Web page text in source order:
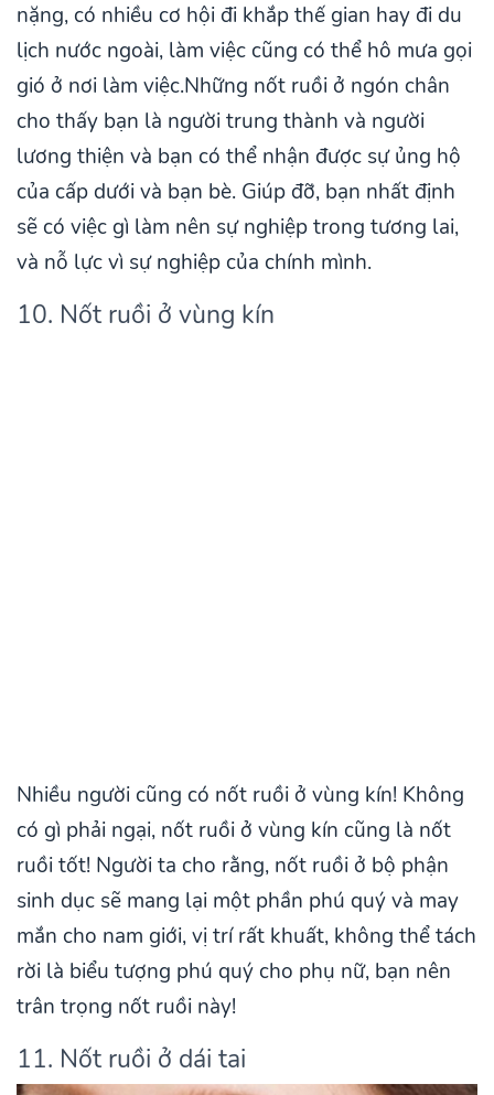
nặng, có nhiều cơ hội đi khắp thế gian hay đi du
lịch nước ngoài, làm việc cũng có thể hô mưa gọi
gió ở nơi làm việc.Những nốt ruồi ở ngón chân
cho thấy bạn là người trung thành và người
lương thiện và bạn có thể nhận được sự ủng hộ
của cấp dưới và bạn bè. Giúp đỡ, bạn nhất định
sẽ có việc gì làm nên sự nghiệp trong tương lai,
và nỗ lực vì sự nghiệp của chính mình.
10. Nốt ruồi ở vùng kín
Nhiều người cũng có nốt ruồi ở vùng kín! Không
có gì phải ngại, nốt ruồi ở vùng kín cũng là nốt
ruồi tốt! Người ta cho rằng, nốt ruồi ở bộ phận
sinh dục sẽ mang lại một phần phú quý và may
mắn cho nam giới, vị trí rất khuất, không thể tách
rời là biểu tượng phú quý cho phụ nữ, bạn nên
trân trọng nốt ruồi này!
11. Nốt ruồi ở dái tai